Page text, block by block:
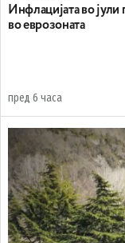
Инфлацијата во јули
во еврозоната
пред 6 часа